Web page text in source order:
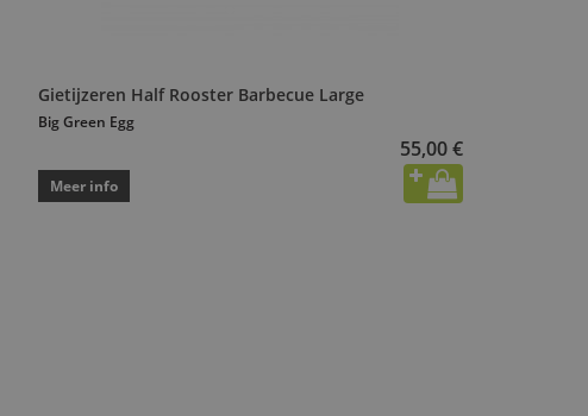
Gietijzeren Half Rooster Barbecue Large
Big Green Egg
55,00 €
Meer info